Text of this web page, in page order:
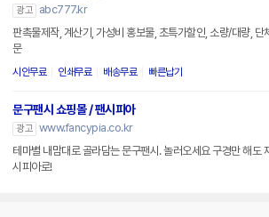
광고
abc777.kr
판촉물제작, 계산기, 가성비 홍보물, 초특가할인, 소량/대량, 단
문
시안무료 인쇄무료 배송무료 빠른납기
문구팬시 쇼핑몰 / 팬시피아
광고 www.fancypia.co.kr
테마별 내맘대로 골라담는 문구팬시. 놀러오세요 구경만 해도
시피아로!